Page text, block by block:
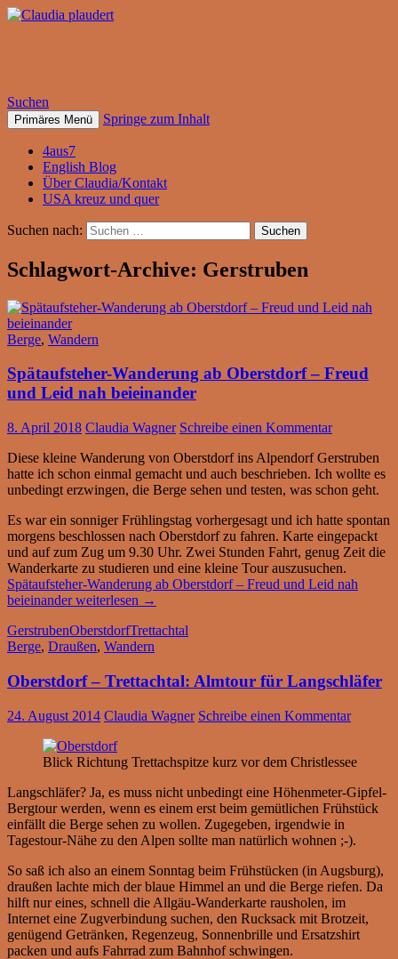
Suchen
Primäres Menü Springe zum Inhalt
4aus7
English Blog
Über Claudia/Kontakt
USA kreuz und quer
Suchen nach:
Schlagwort-Archive: Gerstruben
Berge, Wandern
Spätaufsteher-Wanderung ab Oberstdorf – Freud
und Leid nah beieinander
8. April 2018 Claudia Wagner Schreibe einen Kommentar
Diese kleine Wanderung von Oberstdorf ins Alpendorf Gerstruben
hatte ich schon einmal gemacht und auch beschrieben. Ich wollte es
unbedingt erzwingen, die Berge sehen und testen, was schon geht.
Es war ein sonniger Frühlingstag vorhergesagt und ich hatte spontan
morgens beschlossen nach Oberstdorf zu fahren. Karte eingepackt
und auf zum Zug um 9.30 Uhr. Zwei Stunden Fahrt, genug Zeit die
Wanderkarte zu studieren und eine kleine Tour auszusuchen.
Spätaufsteher-Wanderung ab Oberstdorf – Freud und Leid nah
beieinanderweiterlesen →
GerstrubenOberstdorfTrettachtal
Berge, Draußen, Wandern
Oberstdorf – Trettachtal: Almtour für Langschläfer
24. August 2014 Claudia Wagner Schreibe einen Kommentar
Blick Richtung Trettachspitze kurz vor dem Christlessee
Langschläfer? Ja, es muss nicht unbedingt eine Höhenmeter-Gipfel-
Bergtour werden, wenn es einem erst beim gemütlichen Frühstück
einfällt die Berge sehen zu wollen. Zugegeben, irgendwie in
Tagestour-Nähe zu den Alpen sollte man natürlich wohnen ;-).
So saß ich also an einem Sonntag beim Frühstücken (in Augsburg),
draußen lachte mich der blaue Himmel an und die Berge riefen. Da
hilft nur eines, schnell die Allgäu-Wanderkarte rausholen, im
Internet eine Zugverbindung suchen, den Rucksack mit Brotzeit,
genügend Getränken, Regenzeug, Sonnenbrille und Ersatzshirt
packen und aufs Fahrrad zum Bahnhof schwingen.